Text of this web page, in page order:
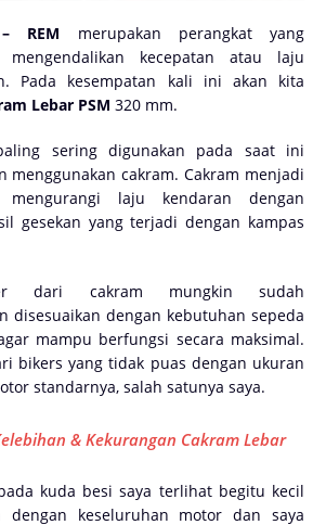
– REM merupakan perangkat yang
kecepatan atau laju
Pada kesempatan kali ini akan kita
Lebar PSM 320 mm.
sering digunakan pada saat ini
menggunakan cakram. Cakram menjadi
laju kendaran dengan
gesekan yang terjadi dengan kampas
dari cakram mungkin sudah
disesuaikan dengan kebutuhan sepeda
mampu berfungsi secara maksimal.
bikers yang tidak puas dengan ukuran
standarnya, salah satunya saya.
& Kekurangan Cakram Lebar
kuda besi saya terlihat begitu kecil
dengan keseluruhan motor dan saya